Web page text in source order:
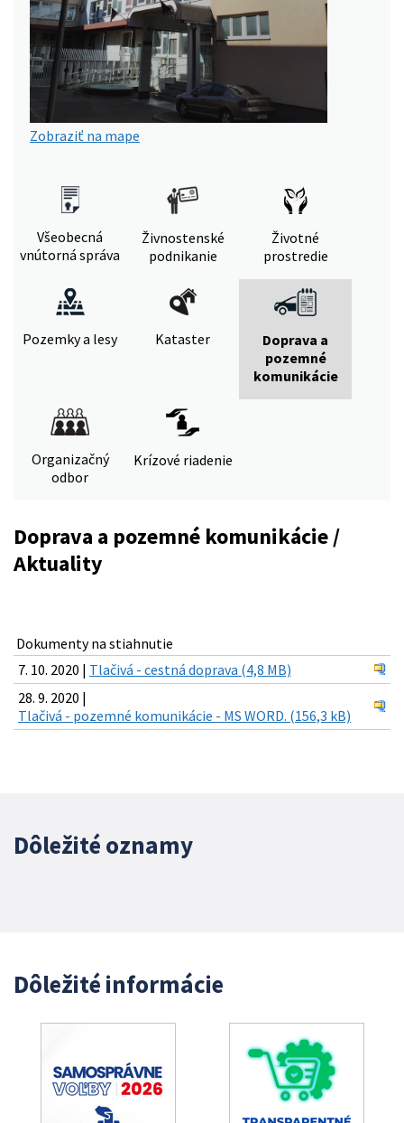
Zobraziť na mape
Všeobecná
vnútorná správa
Živnostenské
podnikanie
Životné
prostredie
Pozemky a lesy Kataster
Doprava a
pozemné
komunikácie
Organizačný
odbor
Krízové riadenie
Doprava a pozemné komunikácie /
Aktuality
Dokumenty na stiahnutie
7. 10. 2020 | Tlačivá - cestná doprava (4,8 MB)
28. 9. 2020 |
Tlačivá - pozemné komunikácie - MS WORD. (156,3 kB)
Dôležité oznamy
Dôležité informácie